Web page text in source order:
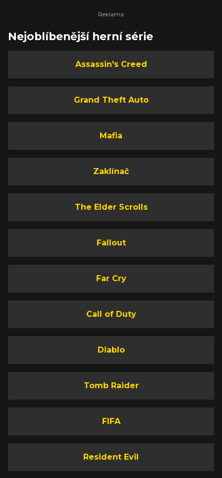
Nejoblíbenější herní série
Assassin's Creed
Grand Theft Auto
Mafia
Zaklínač
The Elder Scrolls
Fallout
Far Cry
Call of Duty
Diablo
Tomb Raider
FIFA
Resident Evil